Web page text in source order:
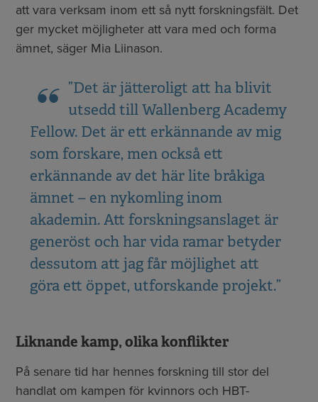
att vara verksam inom ett så nytt forskningsfält. Det
ger mycket möjligheter att vara med och forma
ämnet, säger Mia Liinason.
”Det är jätteroligt att ha blivit
utsedd till Wallenberg Academy
Fellow. Det är ett erkännande av mig
som forskare, men också ett
erkännande av det här lite bråkiga
ämnet – en nykomling inom
akademin. Att forskningsanslaget är
generöst och har vida ramar betyder
dessutom att jag får möjlighet att
göra ett öppet, utforskande projekt.”
Liknande kamp, olika konflikter
På senare tid har hennes forskning till stor del
handlat om kampen för kvinnors och HBT-